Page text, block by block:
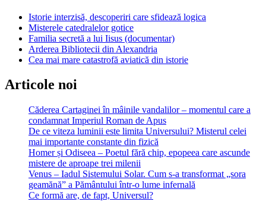
Istorie interzisă, descoperiri care sfidează logica
Misterele catedralelor gotice
Familia secretă a lui Iisus (documentar)
Arderea Bibliotecii din Alexandria
Cea mai mare catastrofă aviatică din istorie
Articole noi
Căderea Cartaginei în mâinile vandalilor – momentul care a
condamnat Imperiul Roman de Apus
De ce viteza luminii este limita Universului? Misterul celei
mai importante constante din fizică
Homer și Odiseea – Poetul fără chip, epopeea care ascunde
mistere de aproape trei milenii
Venus – Iadul Sistemului Solar. Cum s-a transformat „sora
geamănă” a Pământului într-o lume infernală
Ce formă are, de fapt, Universul?